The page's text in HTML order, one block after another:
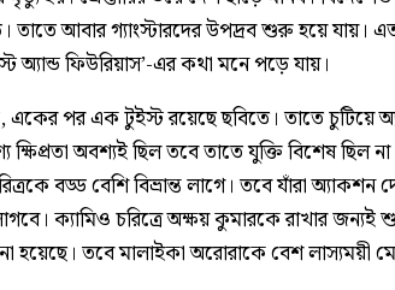
তাতে আবার গ্যাংস্টারদের উপদ্রব শুরু হয়ে যায়।
অ্যান্ড ফিউরিয়াস’-এর কথা মনে পড়ে যায়।
পর এক টুইস্ট রয়েছে ছবিতে। তাতে চুটিয়ে
ক্ষিপ্রতা অবশ্যই ছিল তবে তাতে যুক্তি বিশেষ ছিল
বড্ড বেশি বিভ্রান্ত লাগে। তবে যাঁরা
ক্যামিও চরিত্রে অক্ষয় কুমারকে রাখার জন্যই
হয়েছে। তবে মালাইকা অরোরাকে বেশ লাস্যময়ী